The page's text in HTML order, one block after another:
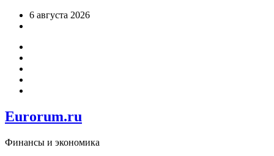
Перейти6 августа 2026
Eurorum.ru
Финансы и экономика